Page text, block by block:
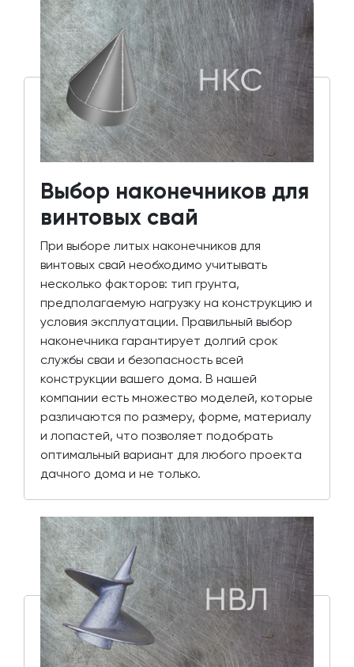
Выбор наконечников для
винтовых свай
При выборе литых наконечников для
винтовых свай необходимо учитывать
несколько факторов: тип грунта,
предполагаемую нагрузку на конструкцию и
условия эксплуатации. Правильный выбор
наконечника гарантирует долгий срок
службы сваи и безопасность всей
конструкции вашего дома. В нашей
компании есть множество моделей, которые
различаются по размеру, форме, материалу
и лопастей, что позволяет подобрать
оптимальный вариант для любого проекта
дачного дома и не только.